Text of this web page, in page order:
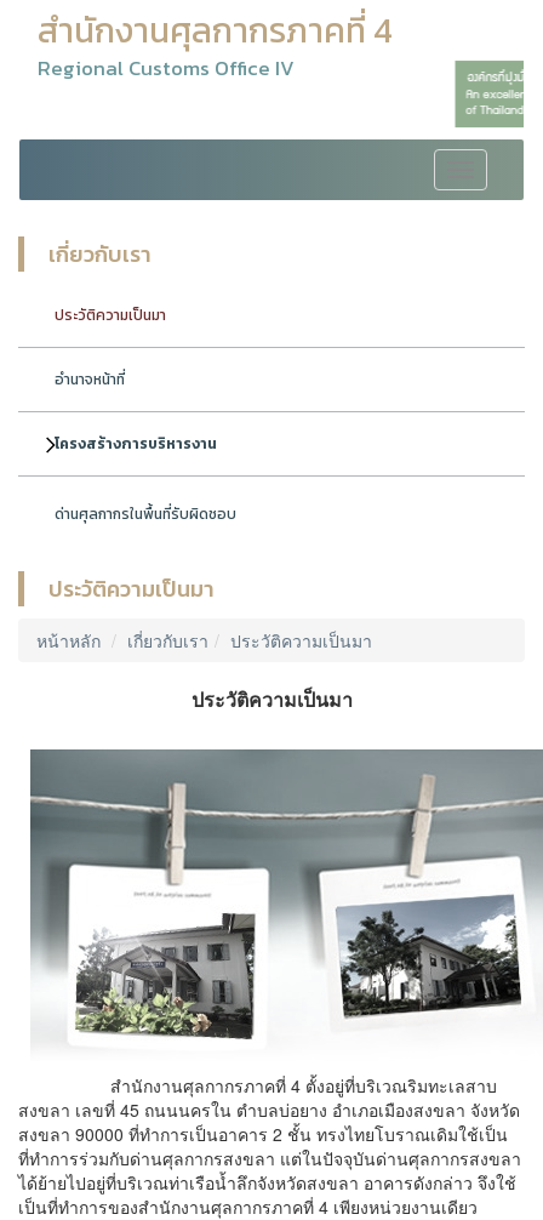
สำนักงานศุลกากรภาคที่ 4
Regional Customs Office IV
navigation
เกี่ยวกับเรา
ประวัติความเป็นมา
อำนาจหน้าที่
โครงสร้างการบริหารงาน
ด่านศุลกากรในพื้นที่รับผิดชอบ
ประวัติความเป็นมา
หน้าหลัก เกี่ยวกับเรา ประวัติความเป็นมา
ประวัติความเป็นมา
สำนักงานศุลกากรภาคที่ 4 ตั้งอยู่ที่บริเวณริมทะเลสาบ
สงขลา เลขที่ 45 ถนนนครใน ตำบลบ่อยาง อำเภอเมืองสงขลา จังหวัด
สงขลา 90000 ที่ทำการเป็นอาคาร 2 ชั้น ทรงไทยโบราณเดิมใช้เป็น
ที่ทำการร่วมกับด่านศุลกากรสงขลา แต่ในปัจจุบันด่านศุลกากรสงขลา
ได้ย้ายไปอยู่ที่บริเวณท่าเรือน้ำลึกจังหวัดสงขลา อาคารดังกล่าว จึงใช้
เป็นที่ทำการของสำนักงานศุลกากรภาคที่ 4 เพียงหน่วยงานเดียว